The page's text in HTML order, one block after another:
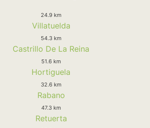
24.9 km
Villatuelda
54.3 km
Castrillo De La Reina
51.6 km
Hortiguela
32.6 km
Rabano
47.3 km
Retuerta